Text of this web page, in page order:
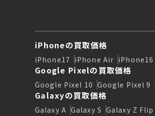
iPhoneの買取価格
iPhone17 iPhone Air iPhone16
Google Pixelの買取価格
Google Pixel 10 Google Pixel 9
Galaxyの買取価格
Galaxy A Galaxy S Galaxy Z Flip